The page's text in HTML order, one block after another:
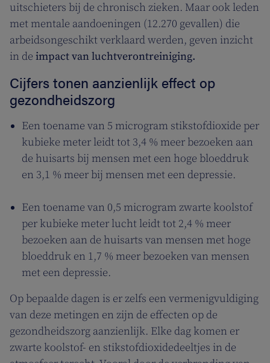
uitschieters bij de chronisch zieken. Maar ook leden
met mentale aandoeningen (12.270 gevallen) die
arbeidsongeschikt verklaard werden, geven inzicht
in de impact van luchtverontreiniging.
Cijfers tonen aanzienlijk effect op
gezondheidszorg
Een toename van 5 microgram stikstofdioxide per
kubieke meter leidt tot 3,4 % meer bezoeken aan
de huisarts bij mensen met een hoge bloeddruk
en 3,1 % meer bij mensen met een depressie.
Een toename van 0,5 microgram zwarte koolstof
per kubieke meter lucht leidt tot 2,4 % meer
bezoeken aan de huisarts van mensen met hoge
bloeddruk en 1,7 % meer bezoeken van mensen
met een depressie.
Op bepaalde dagen is er zelfs een vermenigvuldiging
van deze metingen en zijn de effecten op de
gezondheidszorg aanzienlijk. Elke dag komen er
zwarte koolstof- en stikstofdioxidedeeltjes in de